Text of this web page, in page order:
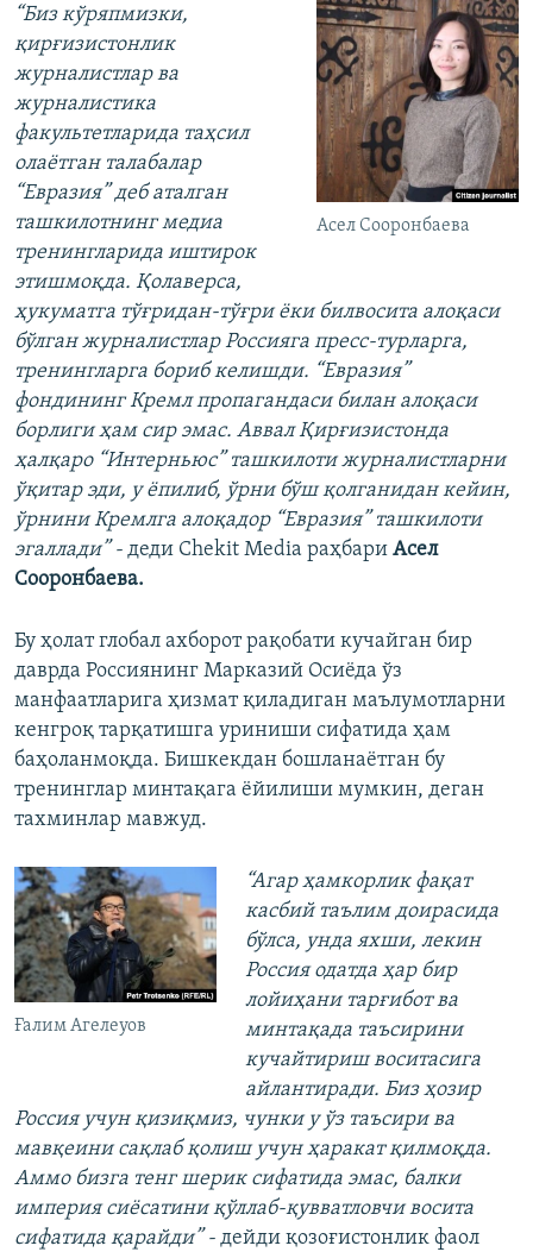
Асел Сооронбаева
“Биз кўряпмизки,
қирғизистонлик
журналистлар ва
журналистика
факультетларида таҳсил
олаётган талабалар
“Евразия” деб аталган
ташкилотнинг медиа
тренингларида иштирок
этишмоқда. Қолаверса,
ҳукуматга тўғридан-тўғри ёки билвосита алоқаси
бўлган журналистлар Россияга пресс-турларга,
тренингларга бориб келишди. “Евразия”
фондининг Кремл пропагандаси билан алоқаси
борлиги ҳам сир эмас. Аввал Қирғизистонда
ҳалқаро “Интерньюс” ташкилоти журналистларни
ўқитар эди, у ёпилиб, ўрни бўш қолганидан кейин,
ўрнини Кремлга алоқадор “Евразия” ташкилоти
эгаллади” - деди Chekit Media раҳбари Асел
Сооронбаева.
Бу ҳолат глобал ахборот рақобати кучайган бир
даврда Россиянинг Марказий Осиёда ўз
манфаатларига ҳизмат қиладиган маълумотларни
кенгроқ тарқатишга уриниши сифатида ҳам
баҳоланмоқда. Бишкекдан бошланаётган бу
тренинглар минтақага ёйилиши мумкин, деган
тахминлар мавжуд.
Ғалим Агелеуов
“Агар ҳамкорлик фақат
касбий таълим доирасида
бўлса, унда яхши, лекин
Россия одатда ҳар бир
лойиҳани тарғибот ва
минтақада таъсирини
кучайтириш воситасига
айлантиради. Биз ҳозир
Россия учун қизиқмиз, чунки у ўз таъсири ва
мавқеини сақлаб қолиш учун ҳаракат қилмоқда.
Аммо бизга тенг шерик сифатида эмас, балки
империя сиёсатини қўллаб-қувватловчи восита
сифатида қарайди” - дейди қозоғистонлик фаол